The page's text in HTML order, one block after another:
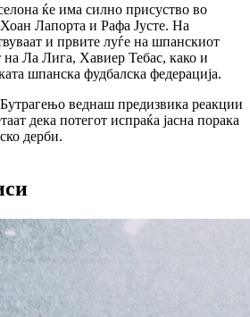
ќе има силно присуство во
Лапорта и Рафа Јусте. На
и првите луѓе на шпанскиот
на Ла Лига, Хавиер Тебас, како и
шпанска фудбалска федерација.
веднаш предизвика реакции
дека потегот испраќа јасна порака
дерби.